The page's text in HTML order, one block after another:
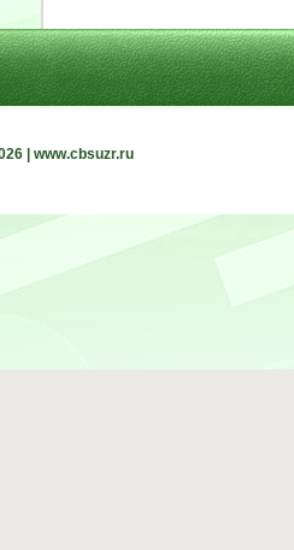
| www.cbsuzr.ru